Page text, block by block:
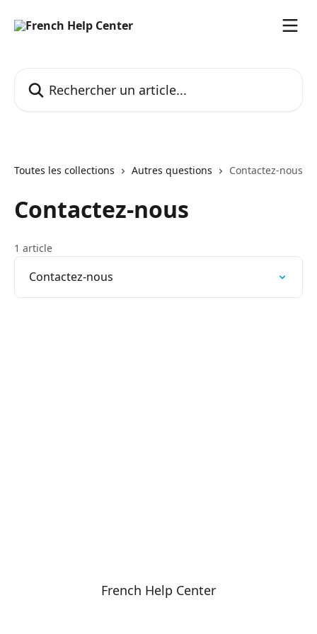
Toutes les collections Autres questions Contactez-nous
Contactez-nous
1 article
Contactez-nous
French Help Center